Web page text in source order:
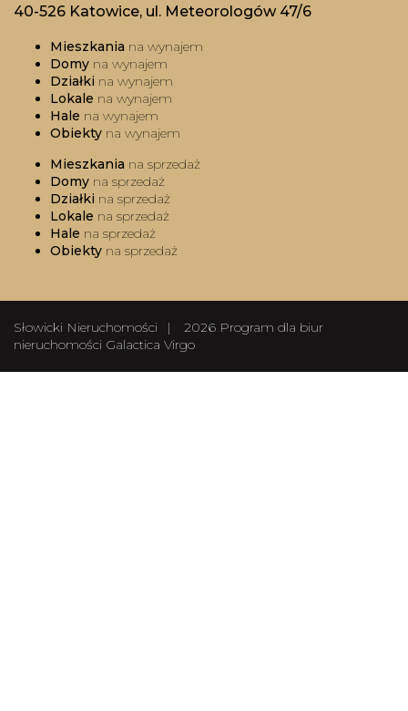
40-526 Katowice, ul. Meteorologów 47/6
Mieszkania na wynajem
Domy na wynajem
Działki na wynajem
Lokale na wynajem
Hale na wynajem
Obiekty na wynajem
Mieszkania na sprzedaż
Domy na sprzedaż
Działki na sprzedaż
Lokale na sprzedaż
Hale na sprzedaż
Obiekty na sprzedaż
Słowicki Nieruchomości 2026 Program dla biur
nieruchomości Galactica Virgo